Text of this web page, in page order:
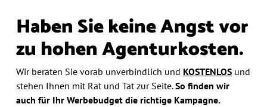
Haben Sie keine Angst vor
zu hohen Agenturkosten.
Wir beraten Sie vorab unverbindlich und KOSTENLOSund
stehen Ihnen mit Rat und Tat zur Seite.So finden wir
auch für Ihr Werbebudget die richtige Kampagne.